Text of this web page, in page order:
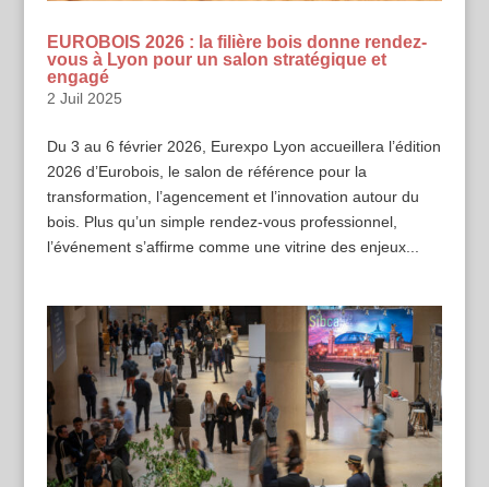
EUROBOIS 2026 : la filière bois donne rendez-
vous à Lyon pour un salon stratégique et
engagé
2 Juil 2025
Du 3 au 6 février 2026, Eurexpo Lyon accueillera l’édition
2026 d’Eurobois, le salon de référence pour la
transformation, l’agencement et l’innovation autour du
bois. Plus qu’un simple rendez-vous professionnel,
l’événement s’affirme comme une vitrine des enjeux...